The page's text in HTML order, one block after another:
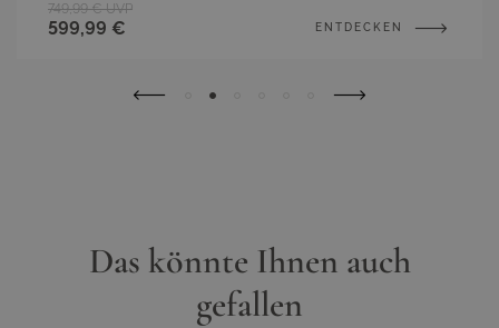
599,99 €
749,99 € UVP
ENTDECKEN
Das könnte Ihnen auch
gefallen